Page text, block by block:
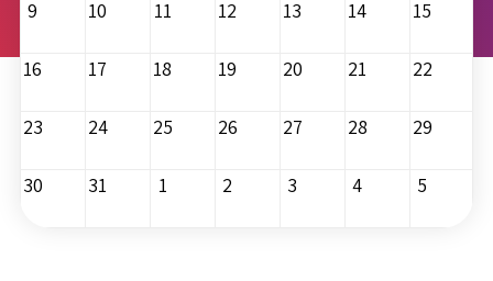
9 10 11 12 13 14 15
16 17 18 19 20 21 22
23 24 25 26 27 28 29
30 31 1 2 3 4 5